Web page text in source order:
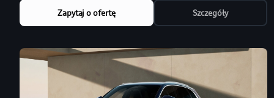
Zapytaj o ofertę Szczegóły